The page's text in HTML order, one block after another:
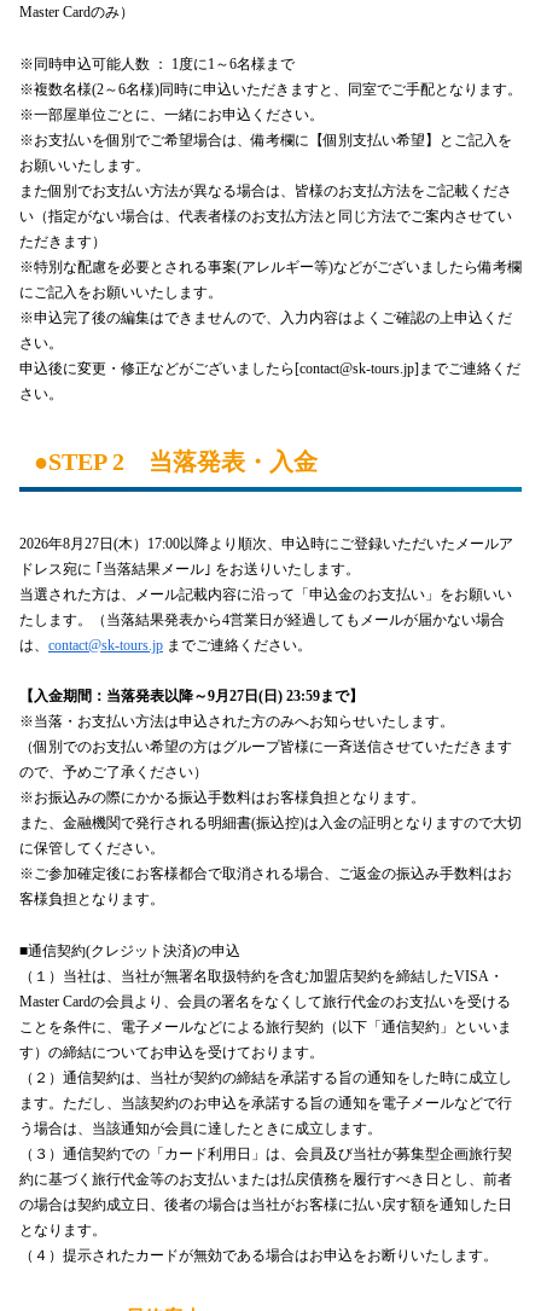
Master Cardのみ）
※同時申込可能人数 ： 1度に1～6名様まで
※複数名様(2～6名様)同時に申込いただきますと、同室でご手配となります。
※一部屋単位ごとに、一緒にお申込ください。
※お支払いを個別でご希望場合は、備考欄に【個別支払い希望】とご記入を
お願いいたします。
また個別でお支払い方法が異なる場合は、皆様のお支払方法をご記載くださ
い（指定がない場合は、代表者様のお支払方法と同じ方法でご案内させてい
ただきます）
※特別な配慮を必要とされる事案(アレルギー等)などがございましたら備考欄
にご記入をお願いいたします。
※申込完了後の編集はできませんので、入力内容はよくご確認の上申込くだ
さい。
申込後に変更・修正などがございましたら[contact@sk-tours.jp]までご連絡くだ
さい。
●STEP 2 当落発表・入金
2026年8月27日(木）17:00以降より順次、申込時にご登録いただいたメールア
ドレス宛に ｢当落結果メール｣ をお送りいたします。
当選された方は、メール記載内容に沿って「申込金のお支払い」をお願いい
たします。（当落結果発表から4営業日が経過してもメールが届かない場合
は、 contact@sk-tours.jp までご連絡ください。
【入金期間：当落発表以降～9月27日(日) 23:59まで】
※当落・お支払い方法は申込された方のみへお知らせいたします。
（個別でのお支払い希望の方はグループ皆様に一斉送信させていただきます
ので、予めご了承ください）
※お振込みの際にかかる振込手数料はお客様負担となります。
また、金融機関で発行される明細書(振込控)は入金の証明となりますので大切
に保管してください。
※ご参加確定後にお客様都合で取消される場合、ご返金の振込み手数料はお
客様負担となります。
■通信契約(クレジット決済)の申込
（１）当社は、当社が無署名取扱特約を含む加盟店契約を締結したVISA・
Master Cardの会員より、会員の署名をなくして旅行代金のお支払いを受ける
ことを条件に、電子メールなどによる旅行契約（以下「通信契約」といいま
す）の締結についてお申込を受けております。
（２）通信契約は、当社が契約の締結を承諾する旨の通知をした時に成立し
ます。ただし、当該契約のお申込を承諾する旨の通知を電子メールなどで行
う場合は、当該通知が会員に達したときに成立します。
（３）通信契約での「カード利用日」は、会員及び当社が募集型企画旅行契
約に基づく旅行代金等のお支払いまたは払戻債務を履行すべき日とし、前者
の場合は契約成立日、後者の場合は当社がお客様に払い戻す額を通知した日
となります。
（４）提示されたカードが無効である場合はお申込をお断りいたします。